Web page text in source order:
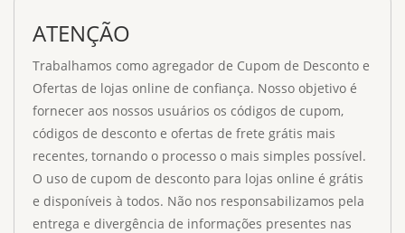
ATENÇÃO
Trabalhamos como agregador de Cupom de Desconto e
Ofertas de lojas online de confiança. Nosso objetivo é
fornecer aos nossos usuários os códigos de cupom,
códigos de desconto e ofertas de frete grátis mais
recentes, tornando o processo o mais simples possível.
O uso de cupom de desconto para lojas online é grátis
e disponíveis à todos. Não nos responsabilizamos pela
entrega e divergência de informações presentes nas